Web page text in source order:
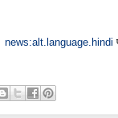
news:alt.language.hindi